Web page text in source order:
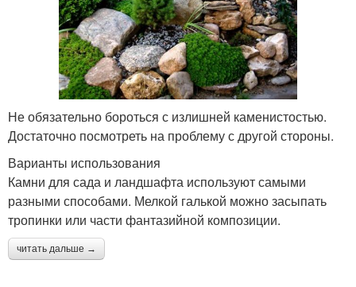
Не обязательно бороться с излишней каменистостью.
Достаточно посмотреть на проблему с другой стороны.
Варианты использования
Камни для сада и ландшафта используют самыми
разными способами. Мелкой галькой можно засыпать
тропинки или части фантазийной композиции.
читать дальше →